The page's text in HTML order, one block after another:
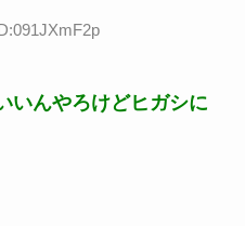
いんやろけどヒガシに